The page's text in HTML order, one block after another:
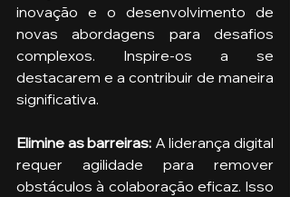
inovação e o desenvolvimento de
novas abordagens para desafios
complexos. Inspire-os a se
destacarem e a contribuir de maneira
significativa.
Elimine as barreiras: A liderança digital
requer agilidade para remover
obstáculos à colaboração eficaz. Isso